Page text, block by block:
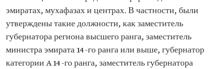
эмиратах, мухафазах и центрах. В частности, были
утверждены такие должности, как заместитель
губернатора региона высшего ранга, заместитель
министра эмирата 14-го ранга или выше, губернатор
категории A 14-го ранга, заместитель губернатора